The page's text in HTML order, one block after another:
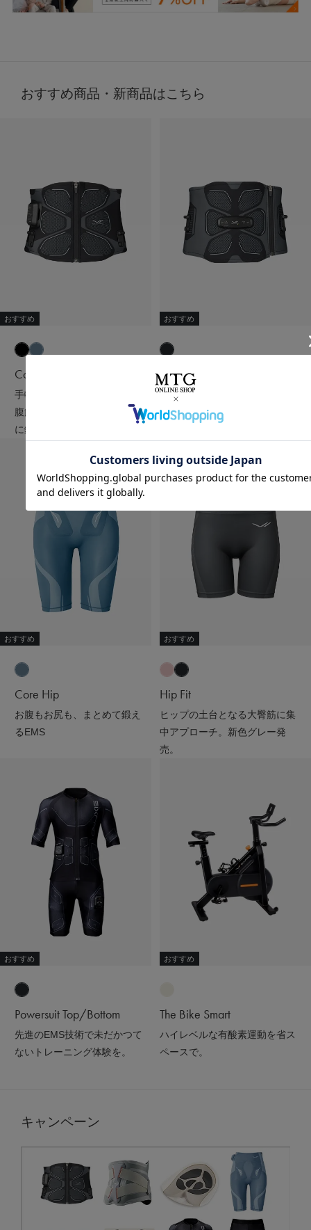
おすすめ商品・新商品はこちら
おすすめ
Core Belt 2
手軽に、パワフルに、進化。
腹筋、脇腹、背筋下部を同時
に鍛える。
おすすめ
Abs 2
腹筋を集中的に鍛える、エント
リーモデル。
おすすめ
Core Hip
お腹もお尻も、まとめて鍛え
るEMS
おすすめ
Hip Fit
ヒップの土台となる大臀筋に集
中アプローチ。新色グレー発
売。
おすすめ
Powersuit Top/Bottom
先進のEMS技術で未だかつて
ないトレーニング体験を。
おすすめ
The Bike Smart
ハイレベルな有酸素運動を省ス
ペースで。
キャンペーン